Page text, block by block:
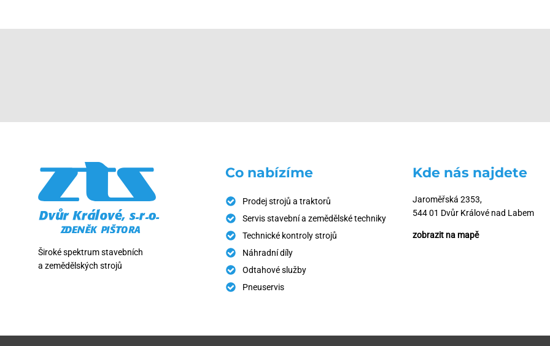
Široké spektrum stavebních
a zemědělských strojů
Co nabízíme
Prodej strojů a traktorů
Servis stavební a zemědělské techniky
Technické kontroly strojů
Náhradní díly
Odtahové služby
Pneuservis
Kde nás najdete
Jaroměřská 2353,
544 01 Dvůr Králové nad Labem
zobrazit na mapě